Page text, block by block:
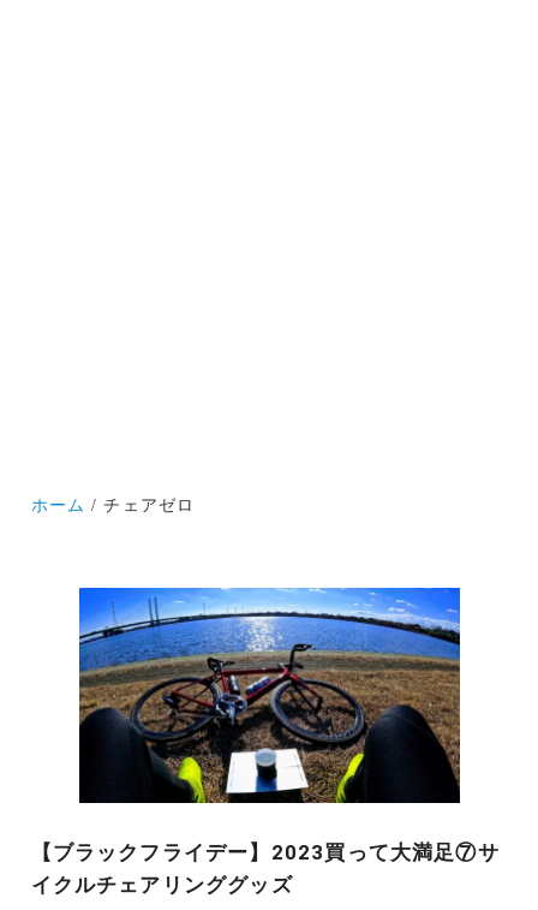
ホーム チェアゼロ
【ブラックフライデー】2023買って大満足⑦サ
イクルチェアリンググッズ